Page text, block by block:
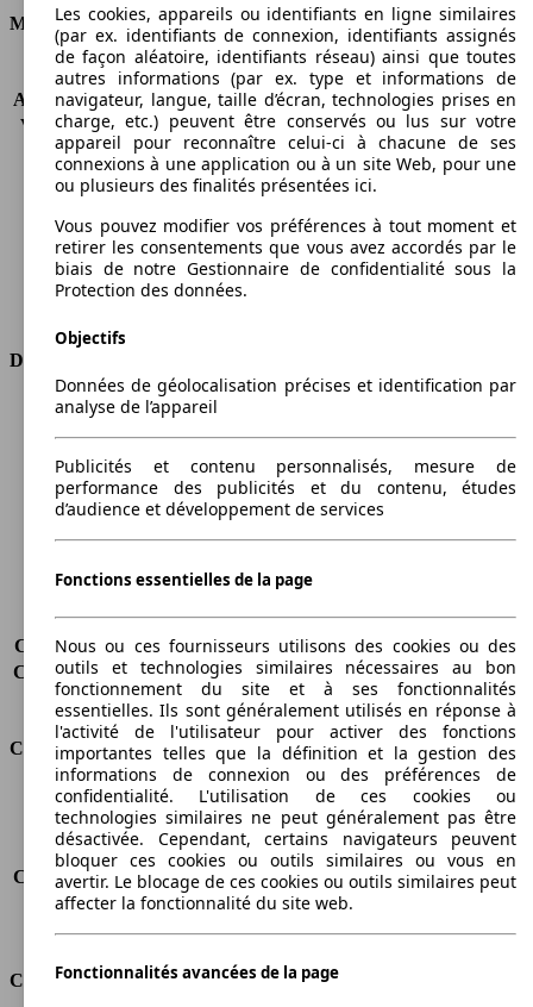
Moteur et Puissance
KW (CH)
77 kW (105 PS)
Accélération (0-100 km/h) 13.3s
Vitesse maximale (km/h) 166 km/h
Nombre de vitesses
5
Couple
250 nm
Carburant
Diesel
Cylindres
4
Transmission
Boîte manuelle
Dimensions
Longueur
Hauteur
1833 mm
Largeur
1802 mm
Empattement
2682 mm
Poids maximum
2121 kg
Charge maximale
695 kg
Charge sur toit
-
Capacité de remorquage (sans freins) -
Capacité de remorquage (avec freins) -
Volume du coffre
-
Consommation
Émissions de CO2*
162 g/km (komb.)
Consommation (ville)
7.2 l/100km
Consommation (route)
5.3 l/100km
Consommation (combinée)* 6.0 l/100km
Classe d'émissions
pas d'information
Capacité du réservoir
61 l
Classes d'assurance
Les cookies, appareils ou identifiants en ligne similaires
(par ex. identifiants de connexion, identifiants assignés
de façon aléatoire, identifiants réseau) ainsi que toutes
autres informations (par ex. type et informations de
navigateur, langue, taille d’écran, technologies prises en
charge, etc.) peuvent être conservés ou lus sur votre
appareil pour reconnaître celui-ci à chacune de ses
connexions à une application ou à un site Web, pour une
ou plusieurs des finalités présentées ici.
Vous pouvez modifier vos préférences à tout moment et
retirer les consentements que vous avez accordés par le
biais de notre Gestionnaire de confidentialité sous la
Protection des données.
Objectifs
Données de géolocalisation précises et identification par
analyse de l’appareil
Publicités et contenu personnalisés, mesure de
performance des publicités et du contenu, études
d’audience et développement de services
Fonctions essentielles de la page
Nous ou ces fournisseurs utilisons des cookies ou des
outils et technologies similaires nécessaires au bon
fonctionnement du site et à ses fonctionnalités
essentielles. Ils sont généralement utilisés en réponse à
l'activité de l'utilisateur pour activer des fonctions
importantes telles que la définition et la gestion des
informations de connexion ou des préférences de
confidentialité. L'utilisation de ces cookies ou
technologies similaires ne peut généralement pas être
désactivée. Cependant, certains navigateurs peuvent
bloquer ces cookies ou outils similaires ou vous en
avertir. Le blocage de ces cookies ou outils similaires peut
affecter la fonctionnalité du site web.
Fonctionnalités avancées de la page